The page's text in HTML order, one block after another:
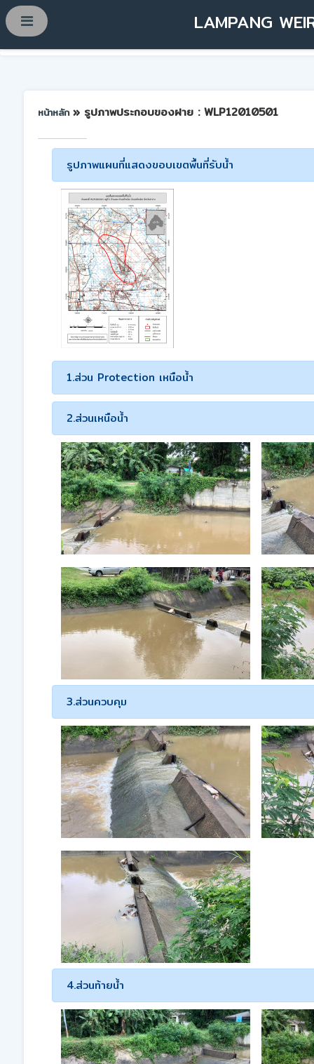
LAMPANG
หน้าหลัก » รูปภาพประกอบของฝาย : WLP12010501
รูปภาพแผนที่แสดงขอบเขตพื้นที่รับน้ำ
1.ส่วน Protection เหนือน้ำ
2.ส่วนเหนือน้ำ
3.ส่วนควบคุม
4.ส่วนท้ายน้ำ